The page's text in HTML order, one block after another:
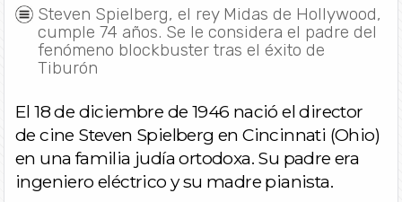
Steven Spielberg, el rey Midas de Hollywood,
cumple 74 años. Se le considera el padre del
fenómeno blockbuster tras el éxito de
Tiburón
El 18 de diciembre de 1946 nació el director
de cine Steven Spielberg en Cincinnati (Ohio)
en una familia judía ortodoxa. Su padre era
ingeniero eléctrico y su madre pianista.